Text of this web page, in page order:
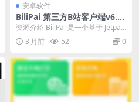
安卓软件
BiliPai 第三方B站客户端v6.5.
0
资源介绍 BiliPai 是一个基于 Jetpac
k Compose 和 Mat...
3 月前 52 0